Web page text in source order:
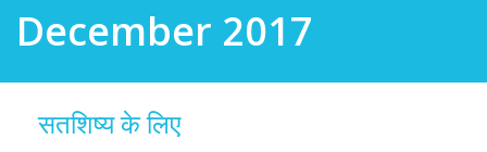
December 2017
सतशिष्य के लिए